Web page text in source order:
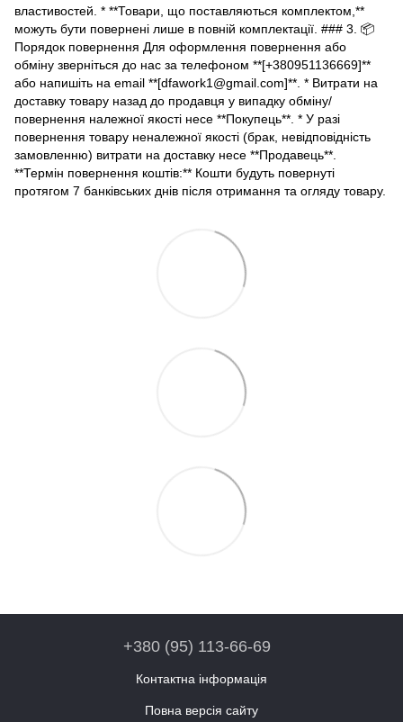
властивостей. * **Товари, що поставляються комплектом,**
можуть бути повернені лише в повній комплектації. ### 3. 📦
Порядок повернення Для оформлення повернення або
обміну зверніться до нас за телефоном **[+380951136669]**
або напишіть на email **[dfawork1@gmail.com]**. * Витрати на
доставку товару назад до продавця у випадку обміну/
повернення належної якості несе **Покупець**. * У разі
повернення товару неналежної якості (брак, невідповідність
замовленню) витрати на доставку несе **Продавець**.
**Термін повернення коштів:** Кошти будуть повернуті
протягом 7 банківських днів після отримання та огляду товару.
+380 (95) 113-66-69
Контактна інформація
Повна версія сайту